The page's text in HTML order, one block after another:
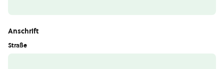
Anschrift
Straße